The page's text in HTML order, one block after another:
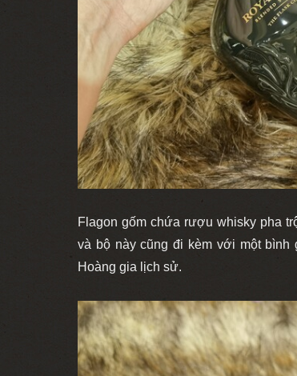
Flagon gốm chứa rượu whisky pha
và bộ này cũng đi kèm với một
Hoàng gia lịch sử.